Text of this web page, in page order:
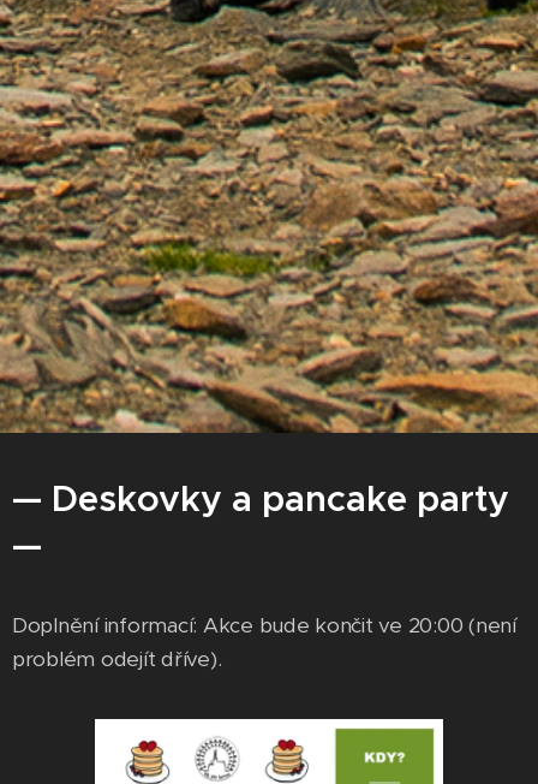
— Deskovky a pancake party
—
Doplnění informací: Akce bude končit ve 20:00 (není
problém odejít dříve).